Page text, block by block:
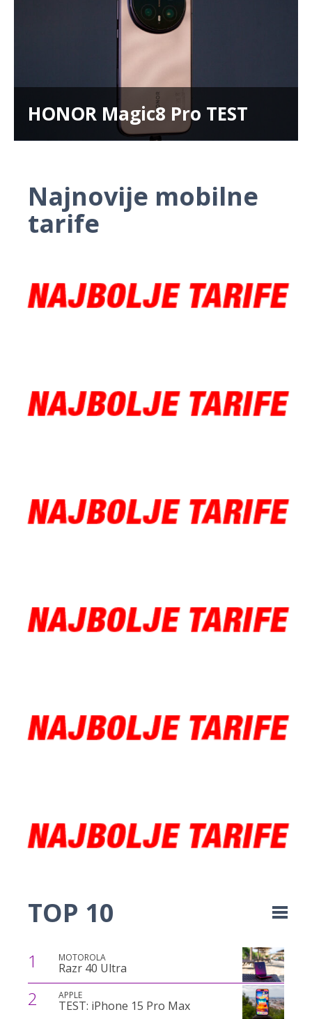
HONOR Magic8 Pro TEST
Najnovije mobilne
tarife
TOP 10
1 MOTOROLA
Razr 40 Ultra
2 APPLE
TEST: iPhone 15 Pro Max